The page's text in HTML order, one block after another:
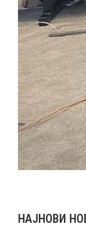
НАЈНОВИ